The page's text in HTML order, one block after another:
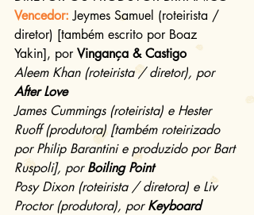
Vencedor: Jeymes Samuel (roteirista /
diretor) [também escrito por Boaz
Yakin], por Vingança & Castigo
Aleem Khan (roteirista / diretor), por
After Love
James Cummings (roteirista) e Hester
Ruoff (produtora) [também roteirizado
por Philip Barantini e produzido por Bart
Ruspoli], por Boiling Point
Posy Dixon (roteirista / diretora) e Liv
Proctor (produtora), por Keyboard